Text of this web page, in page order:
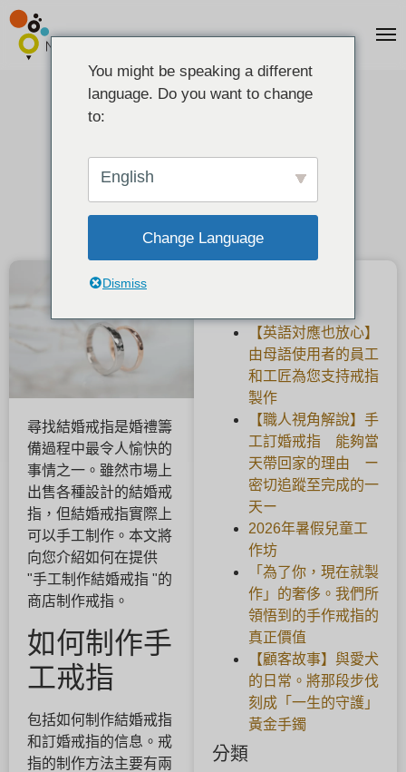
如何制作手工婚戒
尋找結婚戒指是婚禮籌
備過程中最令人愉快的
事情之一。雖然市場上
出售各種設計的結婚戒
指，但結婚戒指實際上
可以手工制作。本文將
向您介紹如何在提供
"手工制作結婚戒指 "的
商店制作戒指。
如何制作手
工戒指
包括如何制作結婚戒指
和訂婚戒指的信息。戒
指的制作方法主要有兩
【英語対應也放心】
由母語使用者的員工
和工匠為您支持戒指
製作
【職人視角解說】手
工訂婚戒指 能夠當
天帶回家的理由 ー
密切追蹤至完成的一
天ー
2026年暑假兒童工
作坊
「為了你，現在就製
作」的奢侈。我們所
領悟到的手作戒指的
真正價值
【顧客故事】與愛犬
的日常。將那段步伐
刻成「一生的守護」
黃金手鐲
分類
You might be speaking a different
language. Do you want to change
to:
English
Change Language
Dismiss